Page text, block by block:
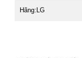
Hãng: LG